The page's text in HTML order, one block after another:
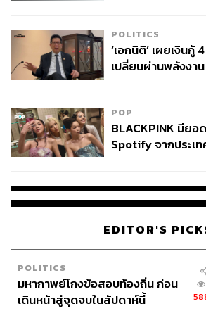
POLITICS
‘เอกนิติ’ เผยเงินกู้
เปลี่ยนผ่านพลังงา
POP
BLACKPINK มีย
Spotify จากประเ
EDITOR'S
POLITICS
มหากาพย์โกงข้อสอบท้องถิ่น ก่อน
เดินหน้าสู่จุดจบในสัปดาห์นี้